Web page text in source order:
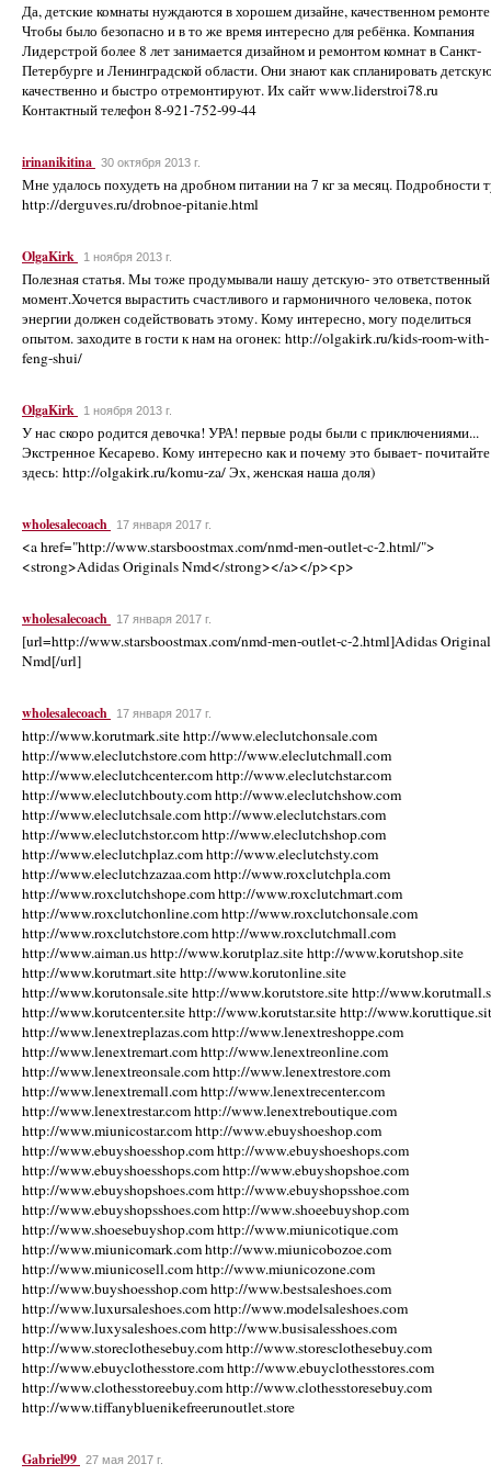
Да, детские комнаты нуждаются в хорошем дизайне, качественном
Чтобы было безопасно и в то же время интересно для ребёнка. Компания
Лидерстрой более 8 лет занимается дизайном и ремонтом комнат в Санкт-
Петербурге и Ленинградской области. Они знают как спланировать
качественно и быстро отремонтируют. Их сайт www.liderstroi78.ru
Контактный телефон 8-921-752-99-44
irinanikitina 30 октября 2013 г.
Мне удалось похудеть на дробном питании на 7 кг за месяц. Подробности
http://derguves.ru/drobnoe-pitanie.html
OlgaKirk 1 ноября 2013 г.
Полезная статья. Мы тоже продумывали нашу детскую- это ответственный
момент.Хочется вырастить счастливого и гармоничного человека, поток
энергии должен содействовать этому. Кому интересно, могу поделиться
опытом. заходите в гости к нам на огонек: http://olgakirk.ru/kids-room-with-
feng-shui/
OlgaKirk 1 ноября 2013 г.
У нас скоро родится девочка! УРА! первые роды были с приключениями...
Экстренное Кесарево. Кому интересно как и почему это бывает- почитайте
здесь: http://olgakirk.ru/komu-za/ Эх, женская наша доля)
wholesalecoach 17 января 2017 г.
<a href="http://www.starsboostmax.com/nmd-men-outlet-c-2.html/">
<strong>Adidas Originals Nmd</strong></a></p><p>
wholesalecoach 17 января 2017 г.
[url=http://www.starsboostmax.com/nmd-men-outlet-c-2.html]Adidas
Nmd[/url]
wholesalecoach 17 января 2017 г.
http://www.korutmark.site http://www.eleclutchonsale.com
http://www.eleclutchstore.com http://www.eleclutchmall.com
http://www.eleclutchcenter.com http://www.eleclutchstar.com
http://www.eleclutchbouty.com http://www.eleclutchshow.com
http://www.eleclutchsale.com http://www.eleclutchstars.com
http://www.eleclutchstor.com http://www.eleclutchshop.com
http://www.eleclutchplaz.com http://www.eleclutchsty.com
http://www.eleclutchzazaa.com http://www.roxclutchpla.com
http://www.roxclutchshope.com http://www.roxclutchmart.com
http://www.roxclutchonline.com http://www.roxclutchonsale.com
http://www.roxclutchstore.com http://www.roxclutchmall.com
http://www.aiman.us http://www.korutplaz.site http://www.korutshop.site
http://www.korutmart.site http://www.korutonline.site
http://www.korutonsale.site http://www.korutstore.site http://
http://www.korutcenter.site http://www.korutstar.site http://
http://www.lenextreplazas.com http://www.lenextreshoppe.com
http://www.lenextremart.com http://www.lenextreonline.com
http://www.lenextreonsale.com http://www.lenextrestore.com
http://www.lenextremall.com http://www.lenextrecenter.com
http://www.lenextrestar.com http://www.lenextreboutique.com
http://www.miunicostar.com http://www.ebuyshoeshop.com
http://www.ebuyshoesshop.com http://www.ebuyshoeshops.com
http://www.ebuyshoesshops.com http://www.ebuyshopshoe.com
http://www.ebuyshopshoes.com http://www.ebuyshopsshoe.com
http://www.ebuyshopsshoes.com http://www.shoeebuyshop.com
http://www.shoesebuyshop.com http://www.miunicotique.com
http://www.miunicomark.com http://www.miunicobozoe.com
http://www.miunicosell.com http://www.miunicozone.com
http://www.buyshoesshop.com http://www.bestsaleshoes.com
http://www.luxursaleshoes.com http://www.modelsaleshoes.com
http://www.luxysaleshoes.com http://www.busisalesshoes.com
http://www.storeclothesebuy.com http://www.storesclothesebuy.com
http://www.ebuyclothesstore.com http://www.ebuyclothesstores.com
http://www.clothesstoreebuy.com http://www.clothesstoresebuy.com
http://www.tiffanybluenikefreerunoutlet.store
Gabriel99 27 мая 2017 г.